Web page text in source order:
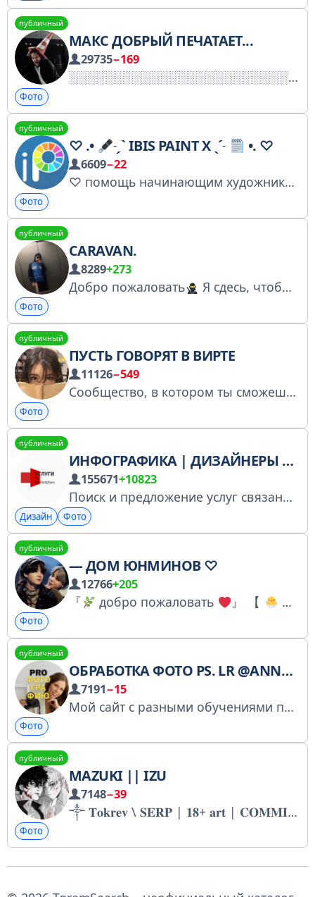
публичный
МАКС ДОБРЫЙ ПЕЧАТАЕТ...
29735−169
Фото
публичный
♡ .• ˗ˏˋ IBIS PAINT X ˎˊ˗ •. ♡
6609−22
♡ помощь начинающим художникам ☆ ♡ присоединяйся ,у нас уютно ☆ ˗ˏˋ
Фото
публичный
CARAVAN.
8289+273
Добро пожаловать Я сдесь, чтобы показать тебе чувство вкуса. Связь - @vi_ta_ly05
Фото
публичный
ПУСТЬ ГОВОРЯТ В ВИРТЕ
11126−549
Сообщество, в котором ты сможешь без зазрения совести наговорить про другого гадости или выдать тайны. И никто не узнает, что это ты. http://t.me/anonimnyye_voprosy_bot?start=d5zs2 Прайс: @price_splet
Фото
публичный
ИНФОГРАФИКА | ДИЗАЙНЕРЫ | ФОТОГРАФЫ
155671+10823
Поиск и предложение услуг связаны с marketplace Доступ в чате платный! Тарифы размещения в чате находятся в боте https://t.me/fotomarketbot Правила чата https://t.me/onemarketservices/6632 Администратор @tamerlan_elladov
Дизайн Фото
публичный
— ДОМ ЮНМИНОВ ♡
12766+205
『 добро пожаловать 』 【
Фото
публичный
ОБРАБОТКА ФОТО PS. LR @ANNAROGOVA_PHOTO
7191−15
Мой сайт с разными обучениями по обработке,которая будет продавать за вас легко и дорого
Фото
публичный
MAZUKI || IZU
7148−39
༒ 𝐓𝐨𝐤𝐫𝐞𝐯 \ 𝐒𝐄𝐑𝐏 | 𝟏𝟖+ 𝐚𝐫𝐭 | 𝐂𝐎𝐌𝐌𝐈𝐒𝐒𝐈𝐎𝐍 𝐎𝐏𝐄𝐍. Поддержка донатом
Фото